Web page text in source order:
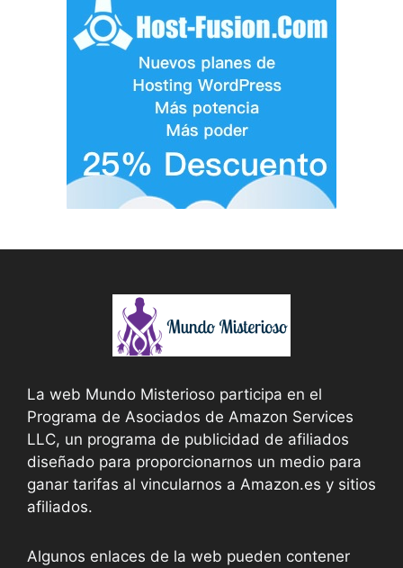
La web Mundo Misterioso participa en el
Programa de Asociados de Amazon Services
LLC, un programa de publicidad de afiliados
diseñado para proporcionarnos un medio para
ganar tarifas al vincularnos a Amazon.es y sitios
afiliados.
Algunos enlaces de la web pueden contener